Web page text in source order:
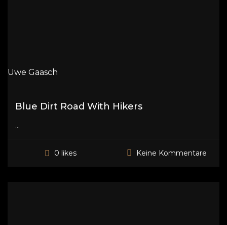
Uwe Gaasch
Blue Dirt Road With Hikers
...
0 likes Keine Kommentare